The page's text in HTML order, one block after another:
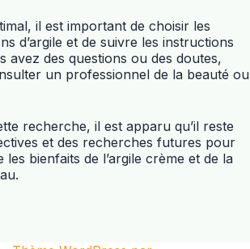
il est important de choisir les
d’argile et de suivre les instructions
avez des questions ou des doutes,
un professionnel de la beauté ou
recherche, il est apparu qu’il reste
et des recherches futures pour
bienfaits de l’argile crème et de la